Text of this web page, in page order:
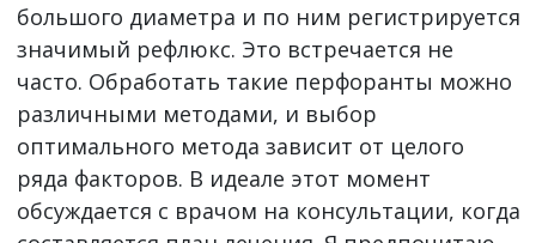
большого диаметра и по ним регистрируется
значимый рефлюкс. Это встречается не
часто. Обработать такие перфоранты можно
различными методами, и выбор
оптимального метода зависит от целого
ряда факторов. В идеале этот момент
обсуждается с врачом на консультации, когда